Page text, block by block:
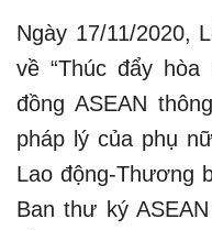
Ngày 17/11/2020,
về “Thúc đẩy
đồng ASEAN
pháp lý của phụ
Lao động-Thương
Ban thư ký